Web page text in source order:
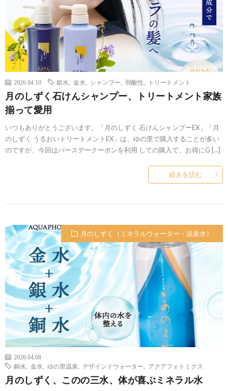
2026.04.10 銀水 金水 シャンプー 弱酸性 トリートメント
月のしずく石けんシャンプー、トリートメント家族
揃って愛用
いつもありがとうございます。「月のしずく 石けんシャンプーEX」「月
のしずく うるおいトリートメントEX」は、ゆの里で購入することが多い
のですが、今回はバースデークーポンを利用 しての購入で、お得にG […]
続きを読む
月のしずく（ミネラルウォーター・温泉水）
2026.04.08
銅水
金水 ゆの里温泉 デザインドウォーター アクアフォトミクス
月のしずく、このの三水、体が喜ぶミネラル水